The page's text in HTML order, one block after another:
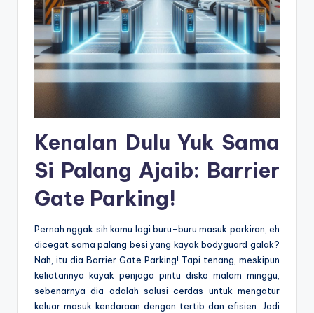
Kenalan Dulu Yuk Sama
Si Palang Ajaib: Barrier
Gate Parking!
Pernah nggak sih kamu lagi buru-buru masuk parkiran, eh
dicegat sama palang besi yang kayak bodyguard galak?
Nah, itu dia Barrier Gate Parking! Tapi tenang, meskipun
keliatannya kayak penjaga pintu disko malam minggu,
sebenarnya dia adalah solusi cerdas untuk mengatur
keluar masuk kendaraan dengan tertib dan efisien. Jadi